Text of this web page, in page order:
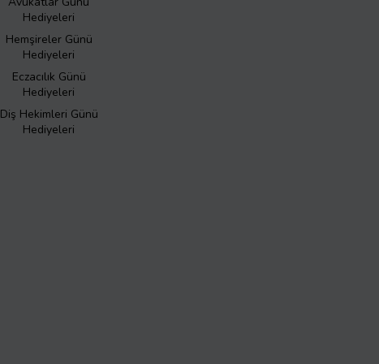
Hediyeleri
Hemşireler Günü
Hediyeleri
Eczacılık Günü
Hediyeleri
Diş Hekimleri Günü
Hediyeleri